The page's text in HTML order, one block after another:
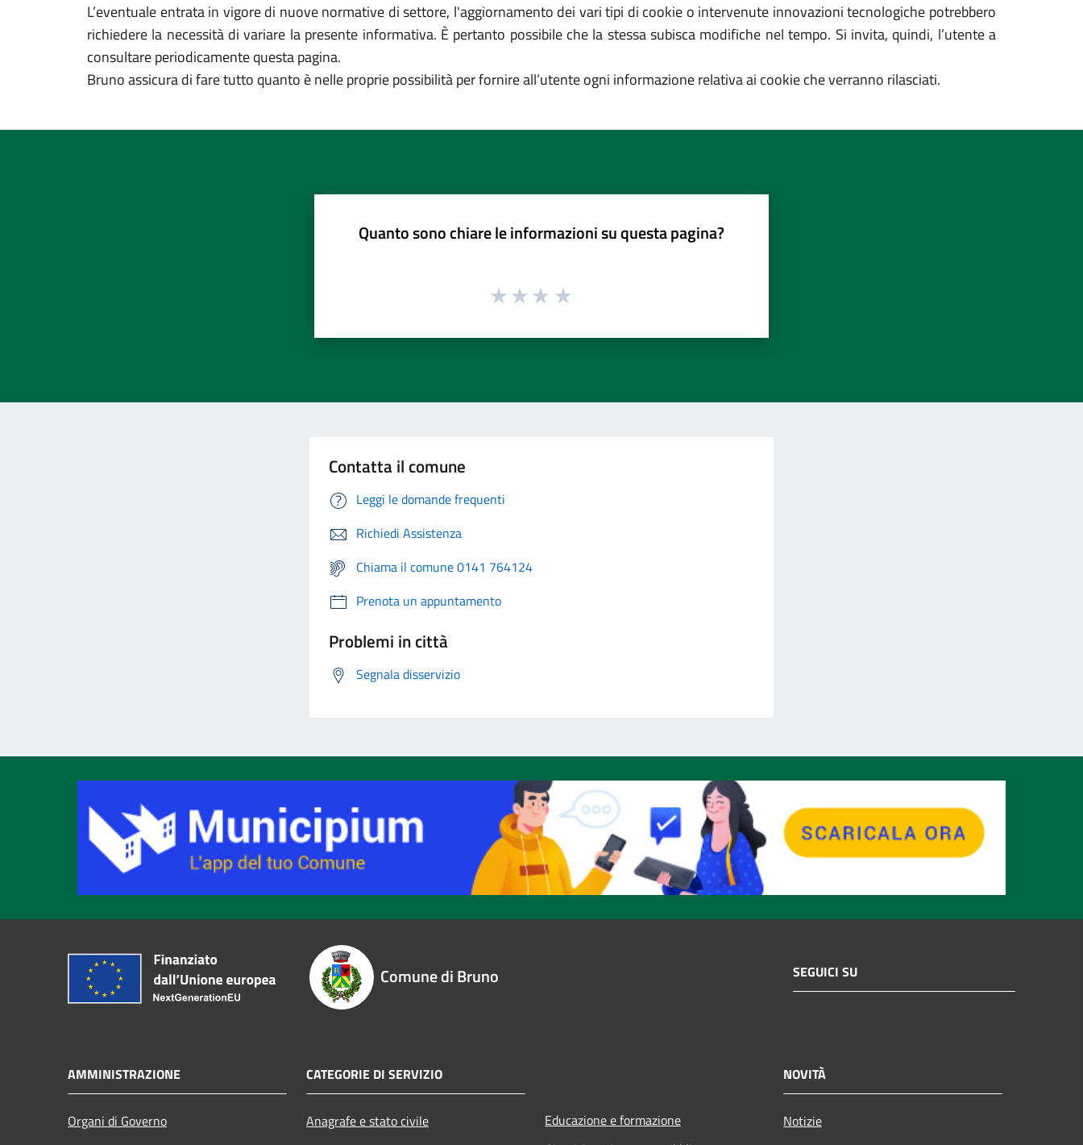
L’eventuale entrata in vigore di nuove normative di settore, l'aggiornamento dei vari tipi di cookie o intervenute innovazioni tecnologiche potrebbero
richiedere la necessità di variare la presente informativa. È pertanto possibile che la stessa subisca modifiche nel tempo. Si invita, quindi, l’utente a
consultare periodicamente questa pagina.
Bruno assicura di fare tutto quanto è nelle proprie possibilità per fornire all’utente ogni informazione relativa ai cookie che verranno rilasciati.
Quanto sono chiare le informazioni su questa pagina?
Contatta il comune
Leggi le domande frequenti
Richiedi Assistenza
Chiama il comune 0141 764124
Prenota un appuntamento
Problemi in città
Segnala disservizio
Comune di Bruno SEGUICI SU
AMMINISTRAZIONE
Organi di Governo
CATEGORIE DI SERVIZIO
Anagrafe e stato civile
Educazione e formazione
NOVITÀ
Notizie